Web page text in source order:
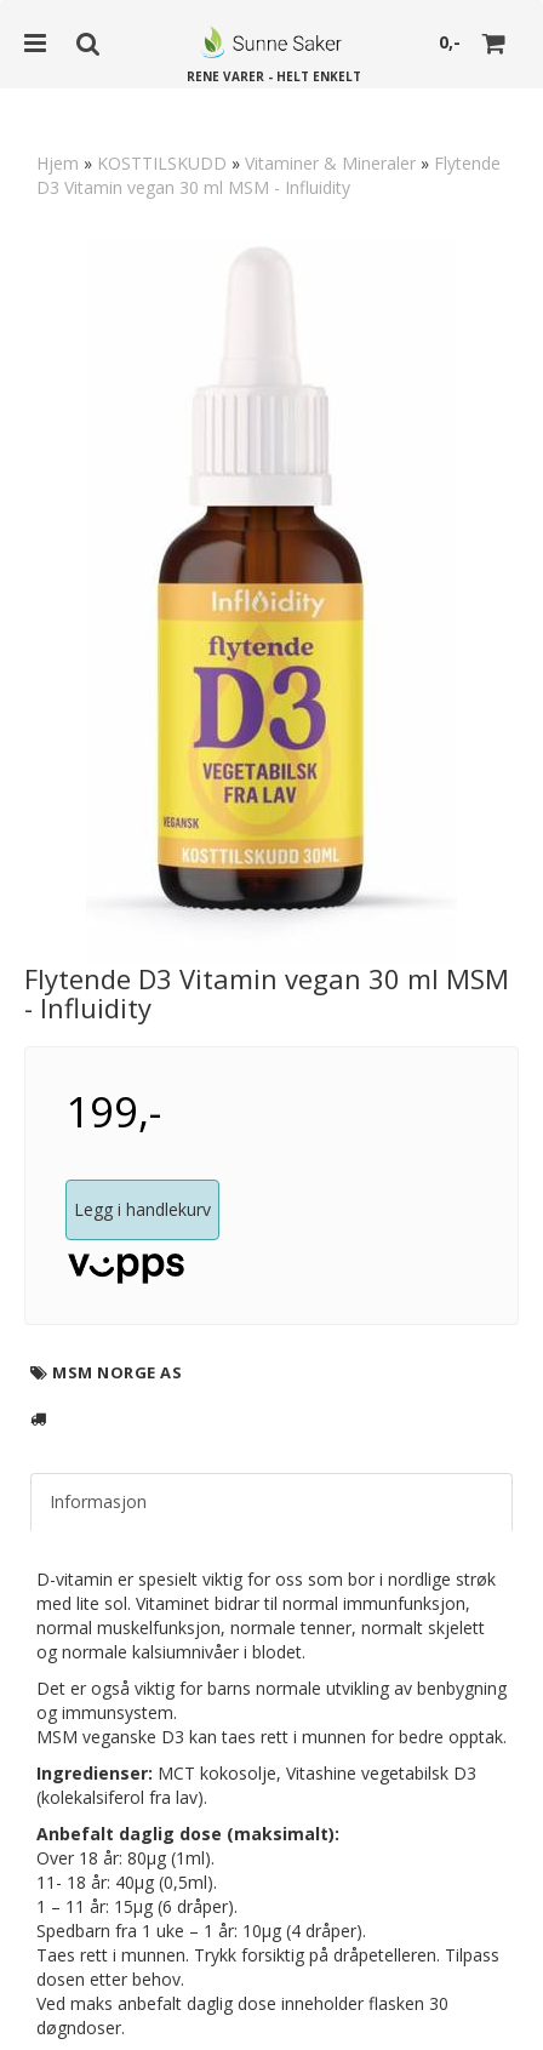
0,-
RENE VARER - HELT ENKELT
Hjem » KOSTTILSKUDD » Vitaminer & Mineraler » Flytende
D3 Vitamin vegan 30 ml MSM - Influidity
Flytende D3 Vitamin vegan 30 ml MSM
- Influidity
199,-
Legg i handlekurv
MSM NORGE AS
Informasjon
D-vitamin er spesielt viktig for oss som bor i nordlige strøk
med lite sol. Vitaminet bidrar til normal immunfunksjon,
normal muskelfunksjon, normale tenner, normalt skjelett
og normale kalsiumnivåer i blodet.
Det er også viktig for barns normale utvikling av benbygning
og immunsystem.
MSM veganske D3 kan taes rett i munnen for bedre opptak.
Ingredienser: MCT kokosolje, Vitashine vegetabilsk D3
(kolekalsiferol fra lav).
Anbefalt daglig dose (maksimalt):
Over 18 år: 80µg (1ml).
11- 18 år: 40µg (0,5ml).
1 – 11 år: 15μg (6 dråper).
Spedbarn fra 1 uke – 1 år: 10μg (4 dråper).
Taes rett i munnen. Trykk forsiktig på dråpetelleren. Tilpass
dosen etter behov.
Ved maks anbefalt daglig dose inneholder flasken 30
døgndoser.